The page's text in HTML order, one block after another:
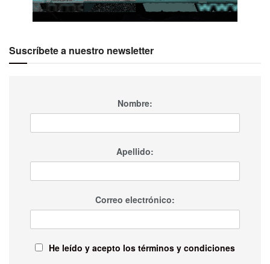
Suscríbete a nuestro newsletter
Nombre:
Apellido:
Correo electrónico:
He leído y acepto los términos y condiciones